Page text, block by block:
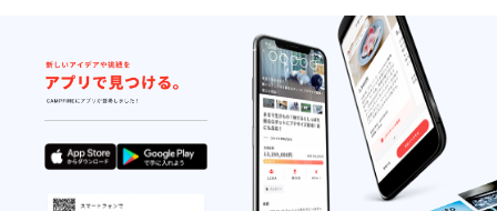
ご了承
くださ
い。
を用い
て１点
ずつ製
作して
おりま
すので
画像と
異なる
場合が
ござい
ます。
でご注
意くだ
さい。
ケース
は、岡
山産セ
ルビッ
チデニ
ム（イ
ンディ
ゴ）を
してい
る６角
形のア
クセサ
リーを
使って
行うこ
ともで
きま
す。 ※
アクセ
サイ
ズ：縦
212mm
×横
154mm
厚さ約
14mm
表
紙：本
牛革
色：ナ
１）セ
ルビッ
チデニ
ム セル
ビッチ
デニム
とは、
旧式の
特殊な
力織機
で生産
された
場で縫
製して
いま
す。 ポ
ケット
には、
ペンや
定規な
ど必要
最小限
の道具